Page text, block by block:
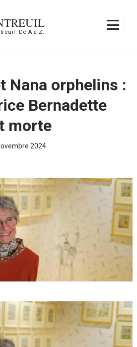
De A à Z.
Nana orphelins :
Bernadette
morte
2024